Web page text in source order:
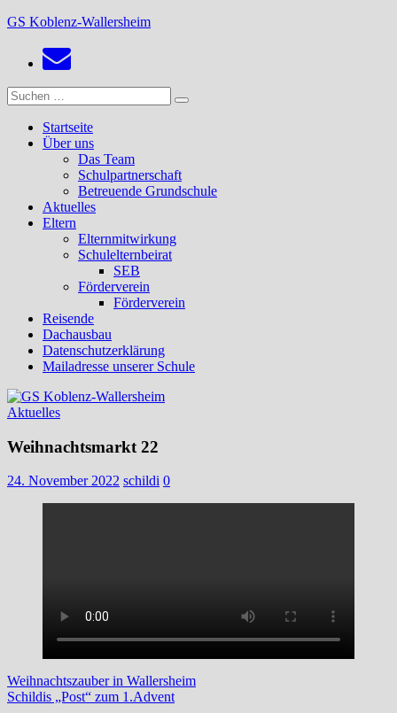
Zum
springen
GS Koblenz-Wallersheim
Suchen
nach:
Suchen
Startseite
Über uns
Das Team
Schulpartnerschaft
Betreuende Grundschule
Aktuelles
Eltern
Elternmitwirkung
Schulelternbeirat
SEB
Förderverein
Förderverein
Reisende
Dachausbau
Datenschutzerklärung
Mailadresse unserer Schule
Aktuelles
Weihnachtsmarkt 22
24. November 2022 schildi 0
Beitragsnavigation
Vorheriger
Beitrag:
Weihnachtszauber in Wallersheim
Nächster
Schildis „Post“ zum 1.Advent